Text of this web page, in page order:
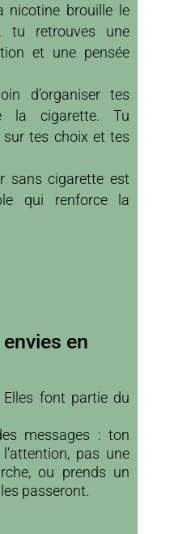
brouille le
tu retrouves une
et une pensée
d’organiser tes
la cigarette. Tu
sur tes choix et tes
sans cigarette est
qui renforce la
en
font partie du
messages : ton
pas une
ou prends un
passeront.